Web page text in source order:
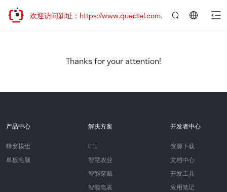
迁移，欢迎访问新址：https://www.quectel.com.cn
Thanks for your attention!
产品中心
蜂窝模组
单板电脑
解决方案
DTU
智慧农业
智能穿戴
智能电表
开发者中心
资源下载
文档中心
开发工具
应用笔记